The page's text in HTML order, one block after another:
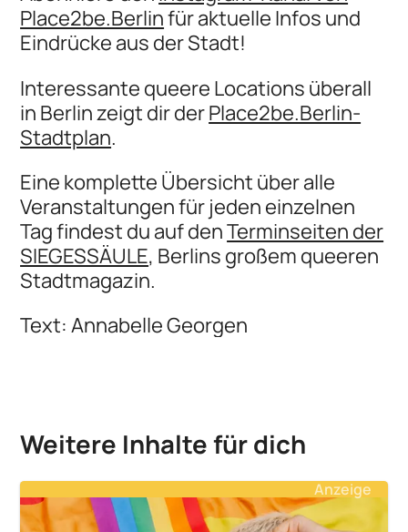
Place2be.Berlinfür aktuelle Infos und
Eindrücke aus der Stadt!
Interessante queere Locations überall
in Berlin zeigt dir derPlace2be.Berlin-
Stadtplan.
Eine komplette Übersicht über alle
Veranstaltungen für jeden einzelnen
Tag findest du auf denTerminseiten der
SIEGESSÄULE, Berlins großem queeren
Stadtmagazin.
Text: Annabelle Georgen
Weitere Inhalte für dich
Anzeige